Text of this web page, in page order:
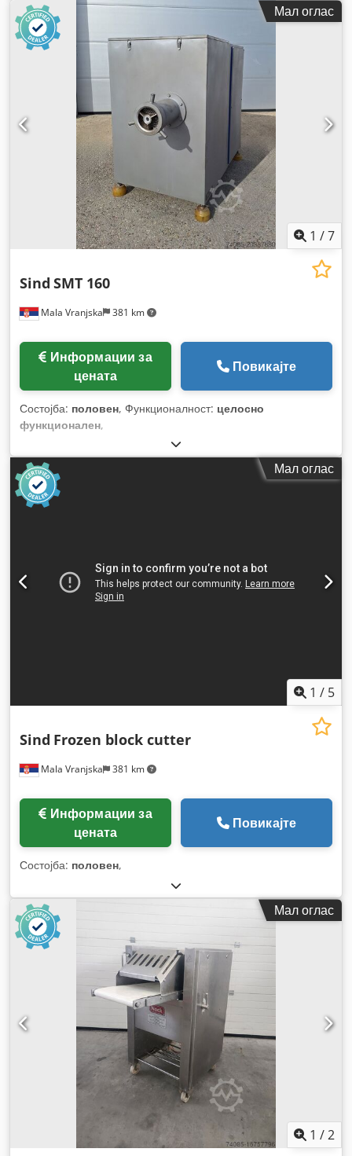
Мал оглас
1 /7
Mala Vranjska 381 km
Sind SMT 160
цената
Повикајте
Состојба: половен, Функционалност: целосно
функционален,
Мал оглас
1 / 5
Mala Vranjska 381 km
Sind Frozen block cutter
цената
Повикајте
Состојба: половен,
Мал оглас
1 /2